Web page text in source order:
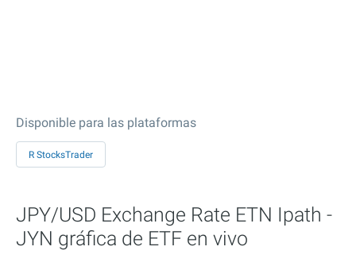
Disponible para las plataformas
R StocksTrader
JPY/USD Exchange Rate ETN Ipath -
JYN gráfica de ETF en vivo